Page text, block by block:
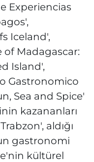
Experiencias
Iceland',
of Madagascar:
Island',
Gastronomico
Sea and Spice'
kazananları
aldığı
gastronomi
kültürel